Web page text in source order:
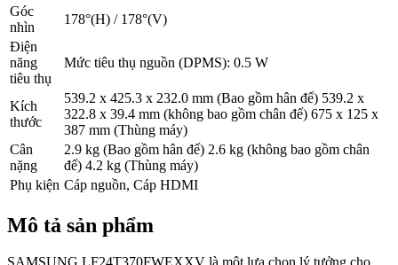
Góc
nhìn
178°(H) / 178°(V)
Điện
năng
tiêu thụ
Mức tiêu thụ nguồn (DPMS): 0.5 W
Kích
thước
539.2 x 425.3 x 232.0 mm (Bao gồm hân đế) 539.2 x
322.8 x 39.4 mm (không bao gồm chân đế) 675 x 125 x
387 mm (Thùng máy)
Cân
nặng
2.9 kg (Bao gồm hân đế) 2.6 kg (không bao gồm chân
đế) 4.2 kg (Thùng máy)
Phụ kiện Cáp nguồn, Cáp HDMI
Mô tả sản phẩm